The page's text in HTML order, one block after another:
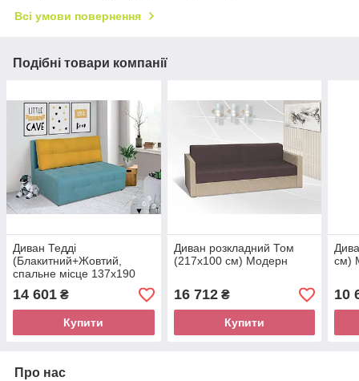
Всі умови повернення
Подібні товари компанії
Диван Тедді
(Блакитний+Жовтий,
спальне місце 137х190
см) Модерн
14 601 ₴
Купити
Диван розкладний Том
(217х100 см) Модерн
16 712₴
Купити
см)
10
Про нас